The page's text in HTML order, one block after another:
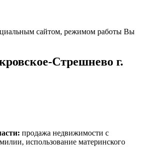
сайтом, режимом работы Вы
Стрешнево г.
продажа недвижимости с
использование материнского